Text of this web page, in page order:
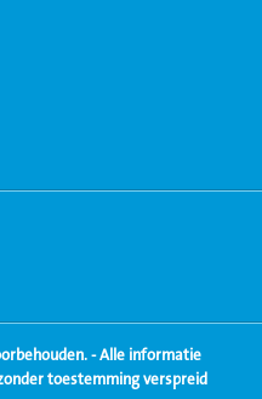
- Alle informatie
toestemming verspreid